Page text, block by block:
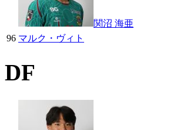
関沼 海亜
96 マルク・ヴィト
DF